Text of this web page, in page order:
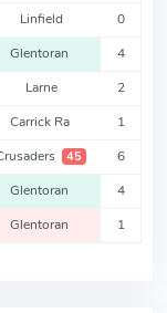
Linfield 0
Glentoran 4
Larne 2
Carrick Ra 1
45 6
Glentoran 4
Glentoran 1